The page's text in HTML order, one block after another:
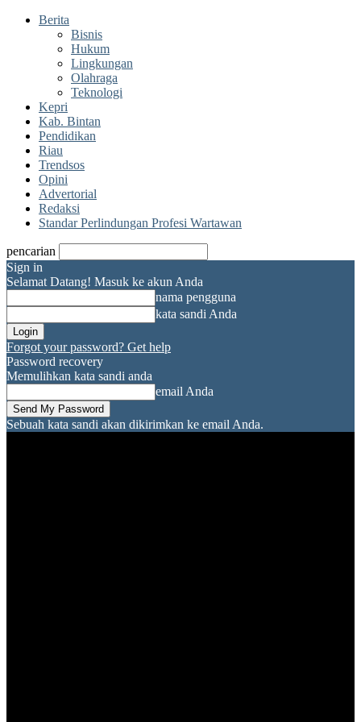
Berita
Bisnis
Hukum
Lingkungan
Olahraga
Teknologi
Kepri
Kab. Bintan
Pendidikan
Riau
Trendsos
Opini
Advertorial
Redaksi
Standar Perlindungan Profesi Wartawan
pencarian
Sign in
Selamat Datang! Masuk ke akun Anda
nama pengguna
kata sandi Anda
Forgot your password? Get help
Password recovery
Memulihkan kata sandi anda
email Anda
Sebuah kata sandi akan dikirimkan ke email Anda.